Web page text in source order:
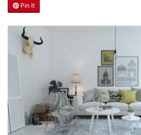
Pin It